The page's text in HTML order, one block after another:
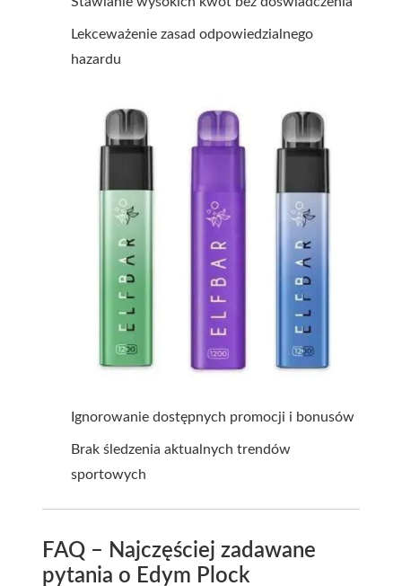
Lekceważenie zasad odpowiedzialnego
hazardu
Ignorowanie dostępnych promocji i bonusów
Brak śledzenia aktualnych trendów
sportowych
FAQ – Najczęściej zadawane
pytania o Edym Plock